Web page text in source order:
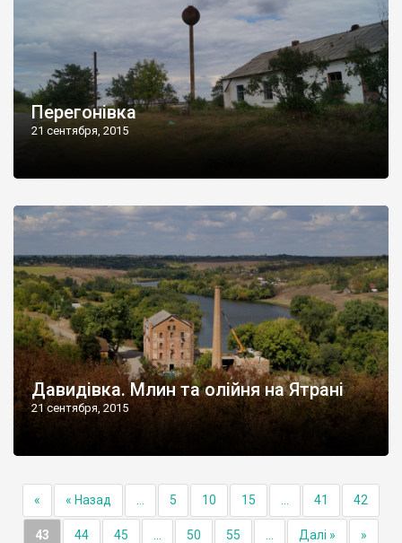
Перегонівка
21 сентября, 2015
Давидівка. Млин та олійня на Ятрані
21 сентября, 2015
« « Назад 5 10 15 41 42
43 44 45 50 55 Далі » »